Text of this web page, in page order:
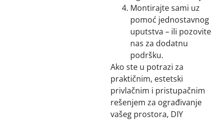
Montirajte sami uz
pomoć jednostavnog
uputstva – ili pozovite
nas za dodatnu
podršku.
Ako ste u potrazi za
praktičnim, estetski
privlačnim i pristupačnim
rešenjem za ograđivanje
vašeg prostora, DIY